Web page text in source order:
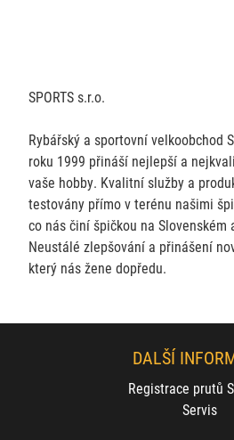
SPORTS s.r.o.
Rybářský a sportovní velkoobchod
roku 1999 přináší nejlepší a
vaše hobby. Kvalitní služby a
testovány přímo v terénu našimi
co nás činí špičkou na Slovenském
Neustálé zlepšování a přinášení
který nás žene dopředu.
DALŠÍ
Registrace prutů
Servis